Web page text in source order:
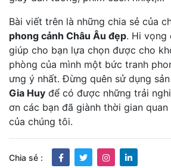
Bài viết trên là những chia sẻ của
phong cảnh Châu Âu đẹp. Hi vọng
giúp cho bạn lựa chọn được cho
phòng của mình một bức tranh
ưng ý nhất. Đừng quên sử dụng
Gia Huy để có được những trải
ơn các bạn đã giành thời gian
của chúng tôi.
Chia sẻ :